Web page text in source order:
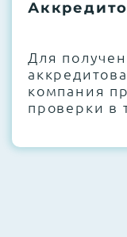
Этап 4:
нагрузкой в
проверки
Для
компания
проверки в